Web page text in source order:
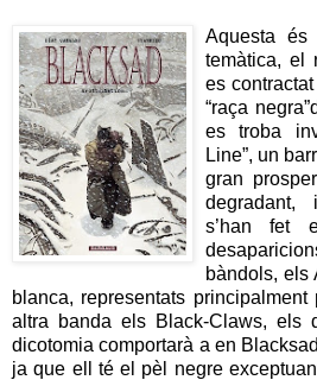
Aquesta és
temàtica, el
es
“raça
es troba
Line”, un
gran
degradant,
s’han fet
bàndols, els
blanca, representats
altra banda els Black-Claws, els
dicotomia comportarà a en
ja que ell té el pèl negre